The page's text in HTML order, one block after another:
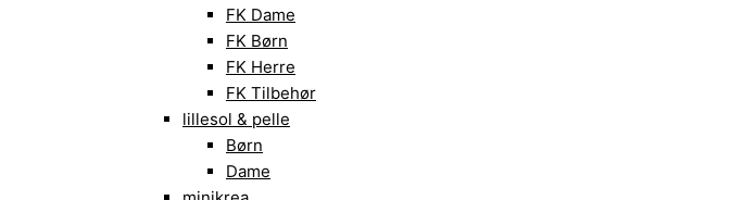
FK Dame
FK Børn
FK Herre
FK Tilbehør
lillesol & pelle
Børn
Dame